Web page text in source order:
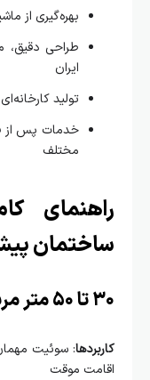
بهره‌گیری از ماشین‌آلات و
طراحی دقیق،
تولید کارخانه‌ای با
خدمات پس از فروش و
کامل
: سوئیت مهمان، کیوسک
موقت